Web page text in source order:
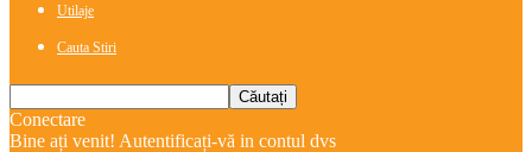
Utilaje
Cauta Stiri
Conectare
Bine ați venit! Autentificați-vă in contul dvs